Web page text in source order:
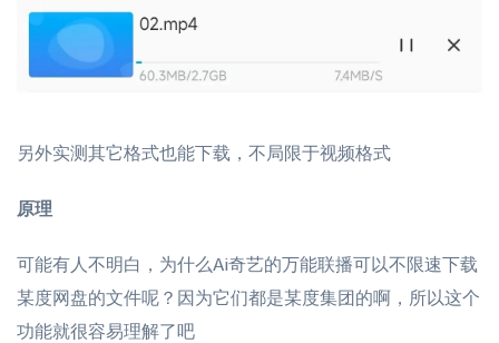
另外实测其它格式也能下载，不局限于视频格式
原理
可能有人不明白，为什么Ai奇艺的万能联播可以不限速下载
某度网盘的文件呢？因为它们都是某度集团的啊，所以这个
功能就很容易理解了吧